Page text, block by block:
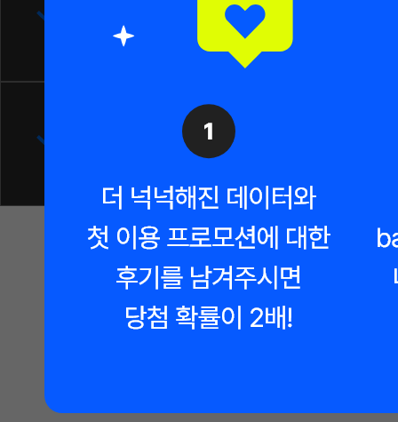
경품 관련 유의 사항
문의: 이벤트 운영사무국